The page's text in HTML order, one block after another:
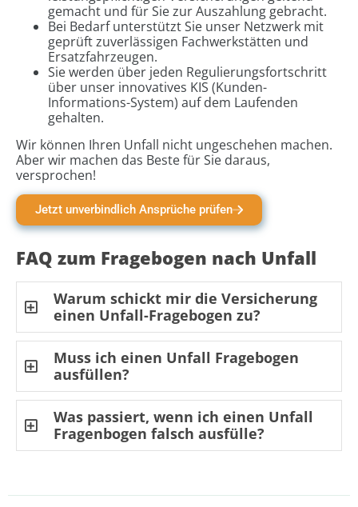
gemacht und für Sie zur Auszahlung gebracht.
Bei Bedarf unterstützt Sie unser Netzwerk mit
geprüft zuverlässigen Fachwerkstätten und
Ersatzfahrzeugen.
Sie werden über jeden Regulierungsfortschritt
über unser innovatives KIS (Kunden-
Informations-System) auf dem Laufenden
gehalten.
Wir können Ihren Unfall nicht ungeschehen machen.
Aber wir machen das Beste für Sie daraus,
versprochen!
Jetzt unverbindlich Ansprüche prüfen
FAQ zum Fragebogen nach Unfall
Warum schickt mir die Versicherung
einen Unfall-Fragebogen zu?
Muss ich einen Unfall Fragebogen
ausfüllen?
Was passiert, wenn ich einen Unfall
Fragenbogen falsch ausfülle?